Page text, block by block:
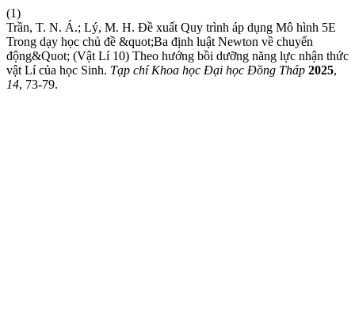
(1)
Trần, T. N. Á.; Lý, M. H. Đề xuất Quy trình áp dụng Mô hình 5E
Trong dạy học chủ đề &quot;Ba định luật Newton về chuyển
động&Quot; (Vật Lí 10) Theo hướng bồi dưỡng năng lực nhận thức
vật Lí của học Sinh. Tạp chí Khoa học Đại học Đồng Tháp 2025,
14, 73-79.